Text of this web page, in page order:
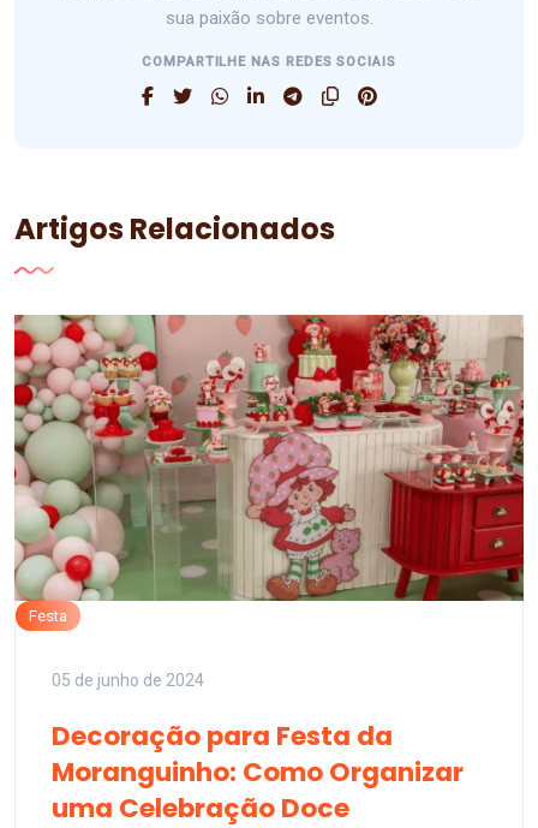
sua paixão sobre eventos.
COMPARTILHE NAS REDES SOCIAIS
Artigos Relacionados
Festa
05 de junho de 2024
Decoração para Festa da
Moranguinho: Como Organizar
uma Celebração Doce